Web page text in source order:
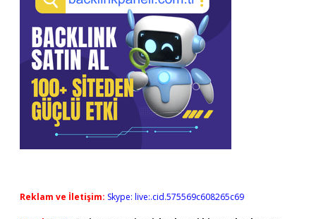
Reklam ve İletişim: Skype: live:.cid.575569c608265c69